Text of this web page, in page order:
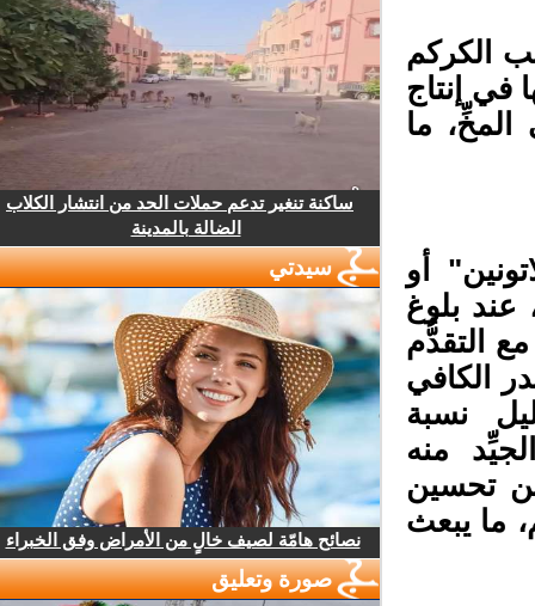
الكركم
في إنتاج
ما
أو
بلوغ
التقدُّم
الكافي
نسبة
منه
تحسين
ما يبعث
ساكنة تنغير تدعم حملات الحد من انتشار الكلاب
الضالة بالمدينة
سيدتي
نصائح هامّة لصيف خالٍ من الأمراض وفق الخبراء
صورة وتعليق